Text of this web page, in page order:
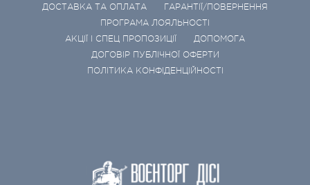
ДОСТАВКА ТА ОПЛАТА
ГАРАНТІЇ/ПОВЕРНЕННЯ
ПРОГРАМА ЛОЯЛЬНОСТІ
АКЦІЇ І СПЕЦ ПРОПОЗИЦІЇ
ДОПОМОГА
ДОГОВІР ПУБЛІЧНОЇ ОФЕРТИ
ПОЛІТИКА КОНФІДЕНЦІЙНОСТІ